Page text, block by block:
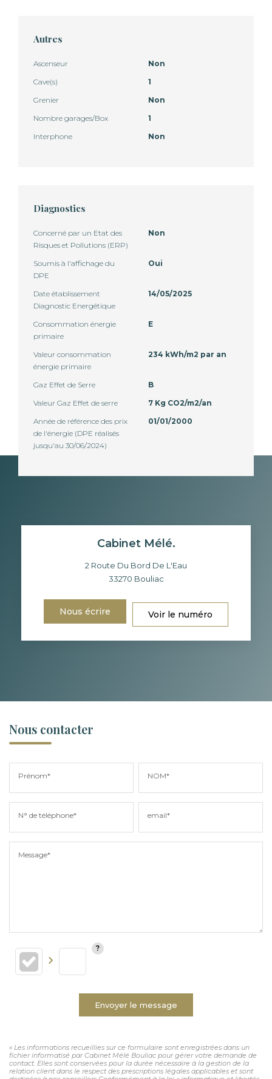
Autres
Ascenseur
Non
Cave(s)
1
Grenier
Non
Nombre garages/Box
1
Interphone
Non
Diagnostics
Concerné par un Etat des
Risques et Pollutions (ERP)
Non
Soumis à l'affichage du
DPE
Oui
Date établissement
Diagnostic Energétique
14/05/2025
Consommation énergie
primaire
E
Valeur consommation
énergie primaire
234 kWh/m2 par an
Gaz Effet de Serre
B
Valeur Gaz Effet de serre
7 Kg CO2/m2/an
Année de référence des prix
de l'énergie (DPE réalisés
jusqu'au 30/06/2024)
01/01/2000
Cabinet Mélé.
2 Route Du Bord De L'Eau
33270 Bouliac
Nous écrire Voir le numéro
Nous contacter
Prénom* NOM*
N° de téléphone* email*
Message*
Envoyer le message
« Les informations recueillies sur ce formulaire sont enregistrées dans un
fichier informatisé par Cabinet Mélé Bouliac pour gérer votre demande de
contact. Elles sont conservées pour la durée nécessaire à la gestion de la
relation client dans le respect des prescriptions légales applicables et sont